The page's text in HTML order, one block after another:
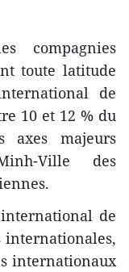
compagnies
toute latitude
de
10 et 12 % du
axes majeurs
Ville des
de
internationales,
internationaux